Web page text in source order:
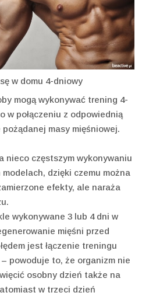
w domu 4-dniowy
mogą wykonywać trening 4-
w połączeniu z odpowiednią
masy mięśniowej.
nieco częstszym wykonywaniu
dzięki czemu można
efekty, ale naraża
wykonywane 3 lub 4 dni w
mięśni przed
jest łączenie treningu
powoduje to, że organizm nie
osobny dzień także na
w trzeci dzień